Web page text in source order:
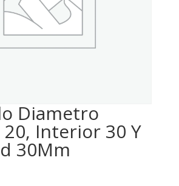
Diametro
Interior 30 Y
30Mm